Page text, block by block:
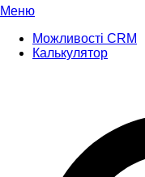
Меню
Можливості CRM
Калькулятор